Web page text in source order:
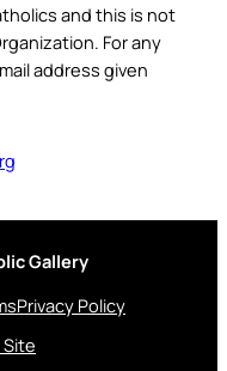
and this is not
For any
address given
Gallery
Privacy Policy
Site